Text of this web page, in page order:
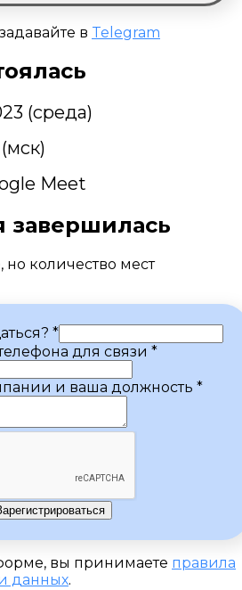
в Telegram
(среда)
Meet
завершилась
но количество мест
*
для связи *
и ваша должность *
вы принимаете правила
данных.